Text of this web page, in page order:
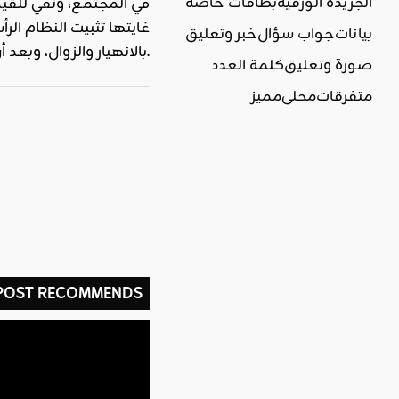
غايتها تثبيت النظام
بالانهيار والزوال، وبعد أن صارت هذه البلاد على وشك التحرير.
RECOMMENDS
بياناتجواب سؤالخبر وتعليق
صورة وتعليقكلمة العدد
متفرقاتمحليمميز